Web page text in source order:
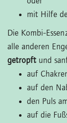
mit Hilfe
Die Kombi-
alle anderen
getropft und
auf
auf den
den Puls
auf die